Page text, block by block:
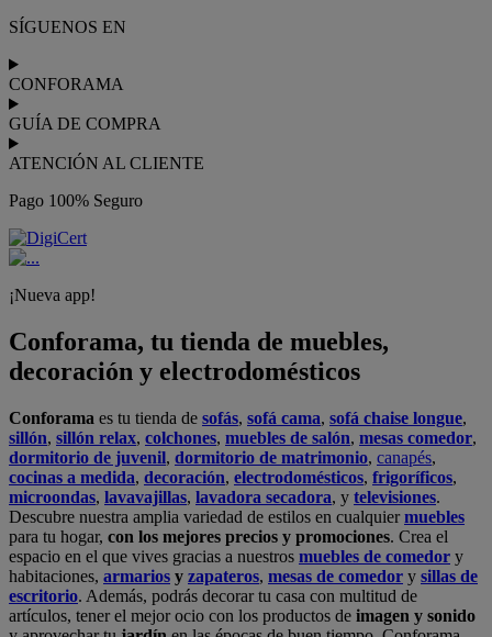
SÍGUENOS EN
CONFORAMA
GUÍA DE COMPRA
ATENCIÓN AL CLIENTE
Pago 100% Seguro
¡Nueva app!
Conforama, tu tienda de muebles,
decoración y electrodomésticos
Conforama es tu tienda de sofás, sofá cama, sofá chaise longue,
sillón, sillón relax, colchones, muebles de salón, mesas comedor,
dormitorio de juvenil, dormitorio de matrimonio, canapés,
cocinas a medida, decoración, electrodomésticos, frigoríficos,
microondas, lavavajillas, lavadora secadora, y televisiones.
Descubre nuestra amplia variedad de estilos en cualquiermuebles
para tu hogar, con los mejores precios y promociones. Crea el
espacio en el que vives gracias a nuestros muebles de comedor y
habitaciones, armarios y zapateros, mesas de comedor y sillas de
escritorio. Además, podrás decorar tu casa con multitud de
artículos, tener el mejor ocio con los productos de imagen y sonido